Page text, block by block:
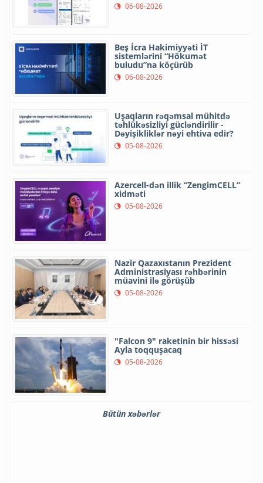
06-08-2026
Beş İcra Hakimiyyəti İT
sistemlərini “Hökumət
buludu”na köçürüb
06-08-2026
Uşaqların rəqəmsal mühitdə
təhlükəsizliyi gücləndirilir -
Dəyişikliklər nəyi ehtiva edir?
05-08-2026
Azercell-dən illik “ZengimCELL”
xidməti
05-08-2026
Nazir Qazaxıstanın Prezident
Administrasiyası rəhbərinin
müavini ilə görüşüb
05-08-2026
"Falcon 9" raketinin bir hissəsi
Ayla toqquşacaq
05-08-2026
Bütün xəbərlər